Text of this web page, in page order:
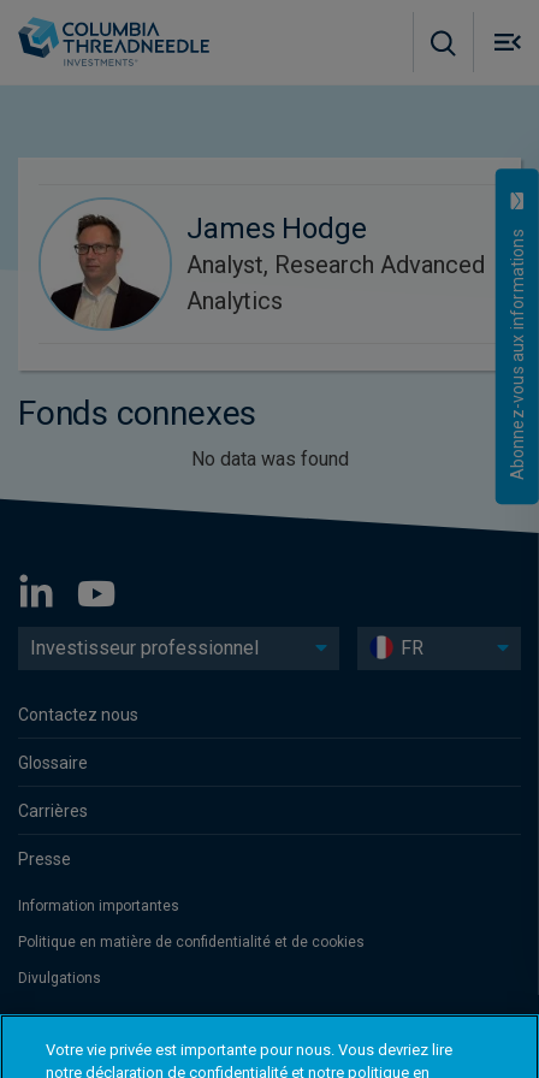
James Hodge
Analyst, Research Advanced
Analytics
Fonds connexes
No data was found
Investisseur professionnel FR
Contactez nous
Glossaire
Carrières
Presse
Information importantes
Politique en matière de confidentialité et de cookies
Divulgations
Threadneedle Management Luxembourg S.A., registered with the Registre
de Commerce et des Sociétés (Luxembourg), No. B 110242 and/or
Votre vie privée est importante pour nous. Vous devriez lire
notre déclaration de confidentialité et notre politique en
Abonnez-vous aux informations